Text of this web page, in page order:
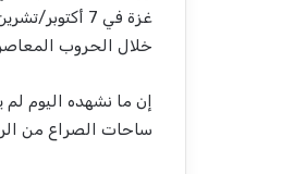
خلال الحروب
إن ما نشهده اليوم
ساحات الصراع من